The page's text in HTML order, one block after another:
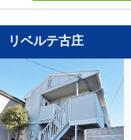
リベルテ古庄